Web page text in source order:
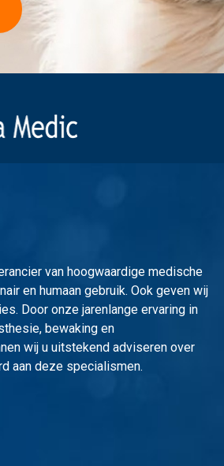
van hoogwaardige medische
en humaan gebruik. Ook geven wij
Door onze jarenlange ervaring in
bewaking en
wij u uitstekend adviseren over
aan deze specialismen.